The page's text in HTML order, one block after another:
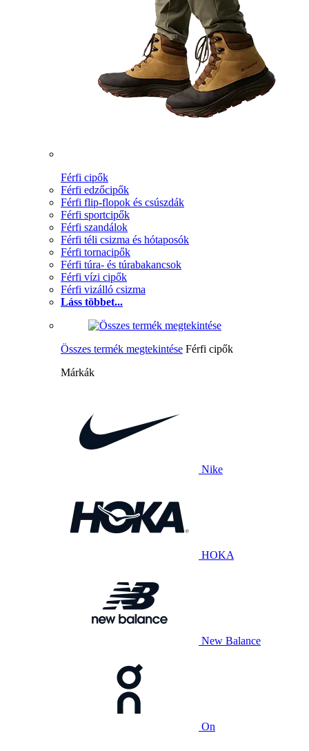
Férfi cipők
Férfi edzőcipők
Férfi flip-flopok és csúszdák
Férfi sportcipők
Férfi szandálok
Férfi téli csizma és hótaposók
Férfi tornacipők
Férfi túra- és túrabakancsok
Férfi vízi cipők
Férfi vizálló csizma
Láss többet...
Összes termék megtekintése Férfi cipők
Márkák
Nike
HOKA
New Balance
On